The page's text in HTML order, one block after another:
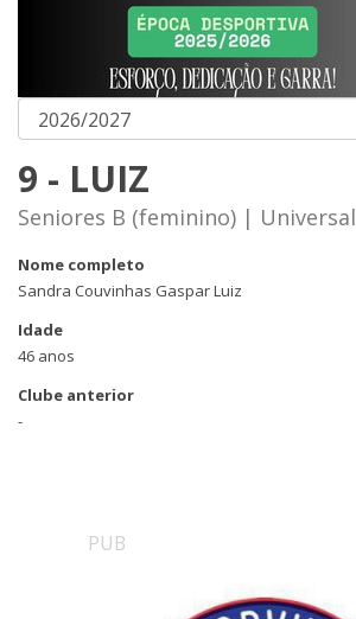
9 - LUIZ
Seniores B (feminino) | Universal
Nome completo
Sandra Couvinhas Gaspar Luiz
Idade
46 anos
Clube anterior
-
PUB